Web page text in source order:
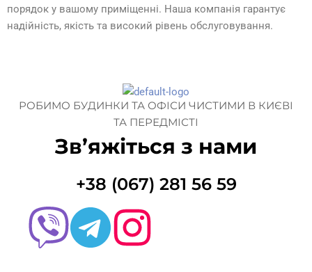
порядок у вашому приміщенні. Наша компанія гарантує
надійність, якість та високий рівень обслуговування.
РОБИМО БУДИНКИ ТА ОФІСИ ЧИСТИМИ В КИЄВІ
ТА ПЕРЕДМІСТІ
Зв’яжіться з нами
+38 (067) 281 56 59